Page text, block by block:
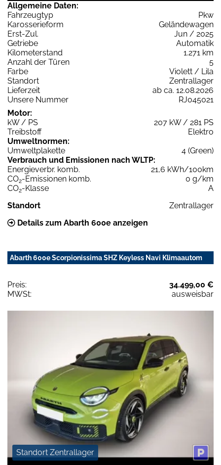
Allgemeine Daten:
Fahrzeugtyp
Pkw
Karosserieform
Geländewagen
Erst-Zul.
Jun / 2025
Getriebe
Automatik
Kilometerstand
1.271 km
Anzahl der Türen
5
Farbe
Violett / Lila
Standort
Zentrallager
Lieferzeit
ab ca. 12.08.2026
Unsere Nummer
RJ045021
Motor:
kW / PS
207 kW / 281 PS
Treibstoff
Elektro
Umweltnormen:
Umweltplakette
4 (Green)
Verbrauch und Emissionen nach WLTP:
Energieverbr. komb.
21,6 kWh/100km
CO2-Emissionen komb.
0 g/km
CO2-Klasse
A
Standort
Zentrallager
Details zum Abarth 600e anzeigen
Abarth 600e Scorpionissima SHZ Keyless Navi Klimaautom
Preis:
34.499,00 €
MWSt:
ausweisbar
Standort Zentrallager